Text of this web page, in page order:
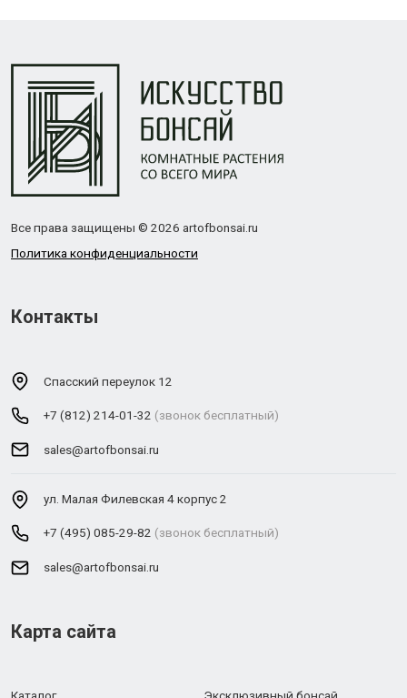
Все права защищены © 2026 artofbonsai.ru
Политика конфиденциальности
Контакты
Спасский переулок 12
+7 (812) 214-01-32 (звонок бесплатный)
sales@artofbonsai.ru
ул. Малая Филевская 4 корпус 2
+7 (495) 085-29-82 (звонок бесплатный)
sales@artofbonsai.ru
Карта сайта
Каталог Эксклюзивный бонсай